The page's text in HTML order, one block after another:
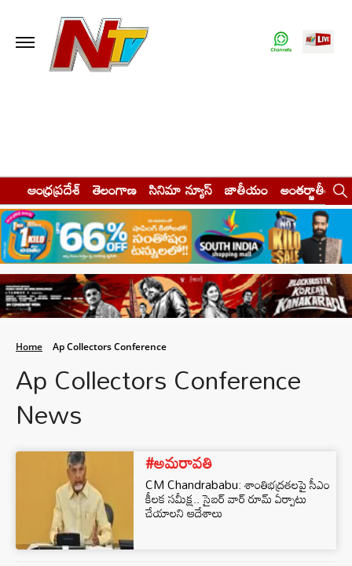
ఆంధ్రప్రదేశ్ తెలంగాణ సినిమా న్యూస్ జాతీయం అంతర్జాతీయం
Home Ap Collectors Conference
Ap Collectors Conference
News
#అమరావతి
CM Chandrababu: శాంతిభద్రతలపై సీఎం
కీలక సమీక్ష.. సైబర్ వార్ రూమ్ ఏర్పాటు
చేయాలని ఆదేశాలు